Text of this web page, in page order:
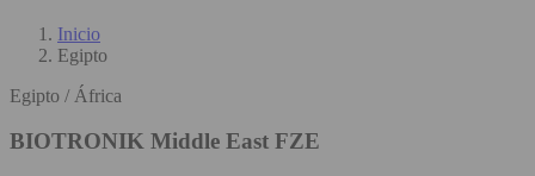
Inicio
Egipto
Egipto / África
BIOTRONIK Middle East FZE